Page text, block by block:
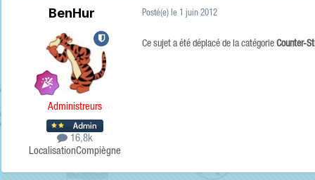
BenHur
Administreurs
16,8k
LocalisationCompiègne
Posté(e) le 1 juin 2012
Ce sujet a été déplacé de la catégorie Counter-